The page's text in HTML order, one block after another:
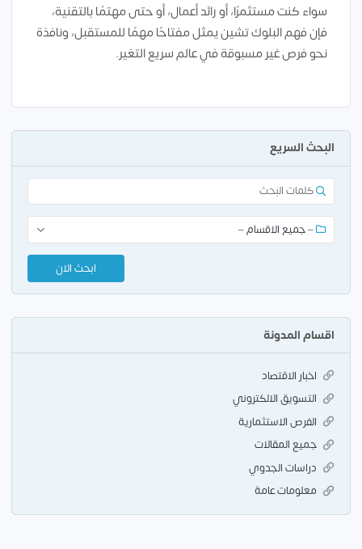
سواء كنت مستثمرًا، أو رائد أعمال، أو حتى مهتمًا بالتقنية،
فإن فهم البلوك تشين يمثل مفتاحًا مهمًا للمستقبل، ونافذة
نحو فرص غير مسبوقة في عالم سريع التغير.
البحث السريع
اقسام المدونة
اخبار الاقتصاد
التسويق الالكتروني
الفرص الاستثمارية
جميع المقالات
دراسات الجدوي
معلومات عامة